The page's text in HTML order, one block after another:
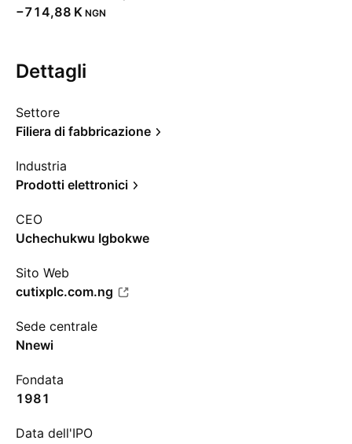
‪−714,88 K‬ NGN
Dettagli
Settore
Filiera di fabbricazione
Industria
Prodotti elettronici
CEO
Uchechukwu Igbokwe
Sito Web
cutixplc.com.ng
Sede centrale
Nnewi
Fondata
1981
Data dell'IPO